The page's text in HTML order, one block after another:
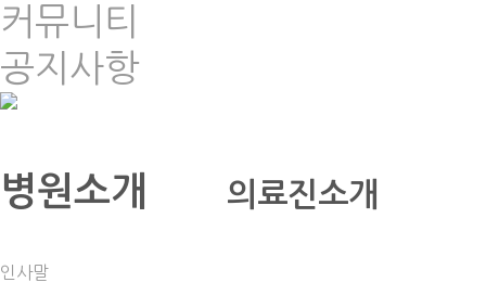
커뮤니티
공지사항
병원소개
인사말
의료진소개